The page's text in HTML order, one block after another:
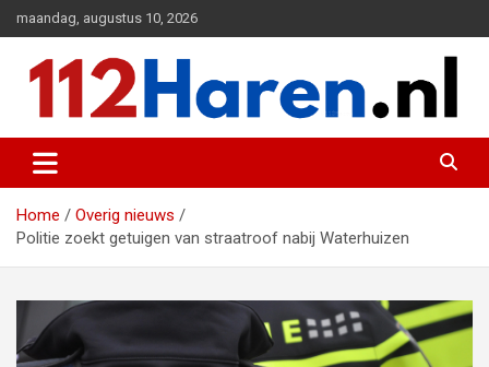
naar
inhoud
maandag, augustus 10, 2026
112 Haren.nl
Home
Overig nieuws
Politie zoekt getuigen van straatroof nabij Waterhuizen